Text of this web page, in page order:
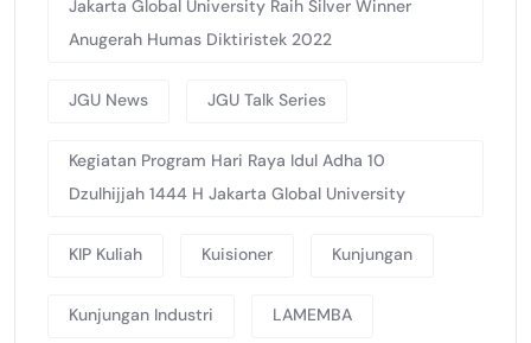
Jakarta Global University Raih Silver Winner
Anugerah Humas Diktiristek 2022
JGU News JGU Talk Series
Kegiatan Program Hari Raya Idul Adha 10
Dzulhijjah 1444 H Jakarta Global University
KIP Kuliah Kuisioner Kunjungan
Kunjungan Industri LAMEMBA